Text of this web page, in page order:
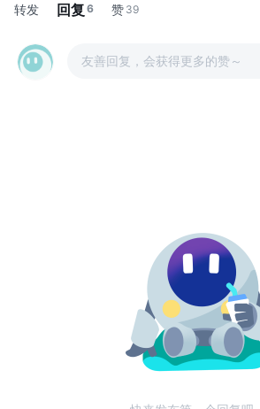
转发 回复 6 赞 39
友善回复，会获得更多的赞～